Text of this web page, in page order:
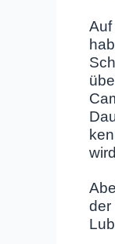
der